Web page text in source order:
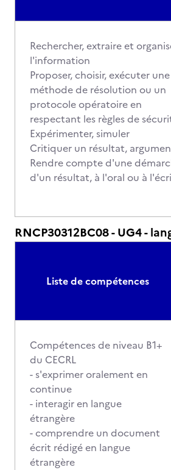
Rechercher, extraire et
l'information
Proposer, choisir, exécuter une
méthode de résolution ou un
protocole opératoire en
respectant les règles de
Expérimenter, simuler
Critiquer un résultat,
Rendre compte d'une
d'un résultat, à l'oral ou à
RNCP30312BC08 - UG4 -
Liste de compétences
Compétences de niveau B1+
du CECRL
- s'exprimer oralement en
continue
- interagir en langue
étrangère
- comprendre un document
écrit rédigé en langue
étrangère